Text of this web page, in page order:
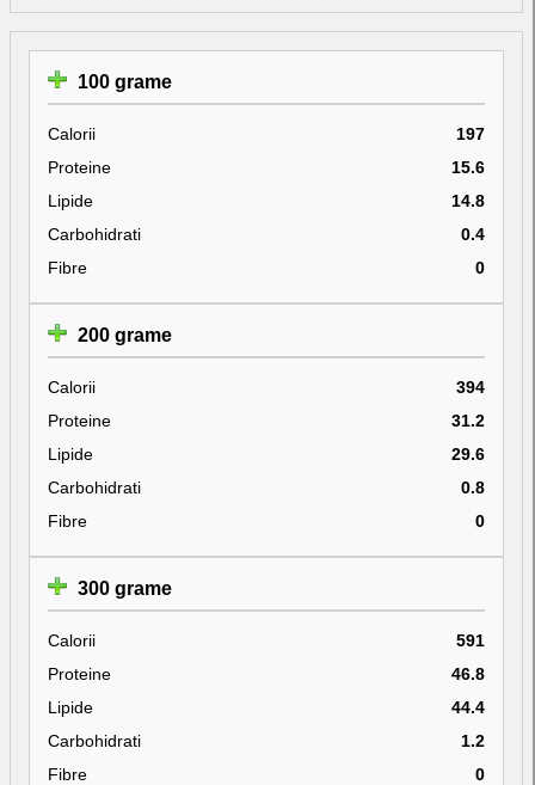
100 grame
Calorii
197
Proteine
15.6
Lipide
14.8
Carbohidrati
0.4
Fibre
0
200 grame
Calorii
394
Proteine
31.2
Lipide
29.6
Carbohidrati
0.8
Fibre
0
300 grame
Calorii
591
Proteine
46.8
Lipide
44.4
Carbohidrati
1.2
Fibre
0